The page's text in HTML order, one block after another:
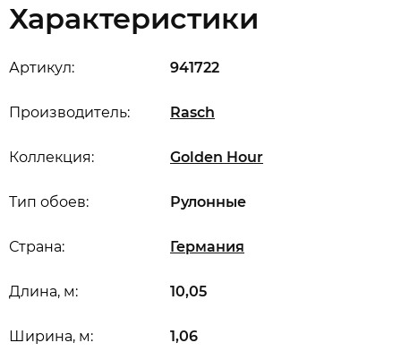
Характеристики
Артикул: 941722
Производитель: Rasch
Коллекция: Golden Hour
Длина, м: 10,05
Ширина, м: 1,06
Страна: Германия
Тип обоев: Рулонные